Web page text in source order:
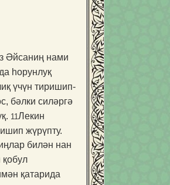
Әйсаниң нами
һорунлуқ
үчүн тиришип-
бәлки силәргә
11Лекин
жүрүпту.
билән нан
қобул
қатарида